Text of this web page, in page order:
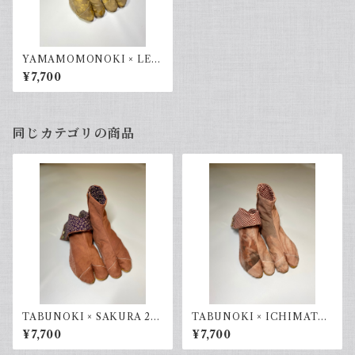
YAMAMOMONOKI × LEO
PARD 26.0cm
¥7,700
同じカテゴリの商品
TABUNOKI × SAKURA 24.
0cm
¥7,700
TABUNOKI × ICHIMATU
KOUSHI 23.0cm
¥7,700